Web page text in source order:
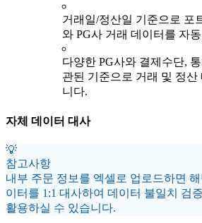
거래일/정산일 기준으로 포
와 PG사 거래 데이터를 자
다양한 PG사와 결제수단,
관된 기준으로 거래 및 정산
니다.
자체 데이터 대사
💡
참고사항
내부 주문 정보를 엑셀로 업로드하면 해
이터를 1:1 대사하여 데이터 불일치 검
활용하실 수 있습니다.